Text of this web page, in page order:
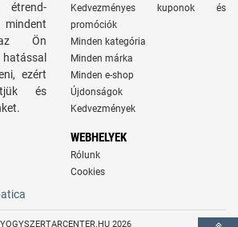
Ön
ezért
és
Kedvezményes kuponok és
promóciók
Minden kategória
Minden márka
Minden e-shop
Újdonságok
Kedvezmények
WEBHELYEK
Rólunk
Cookies
2026